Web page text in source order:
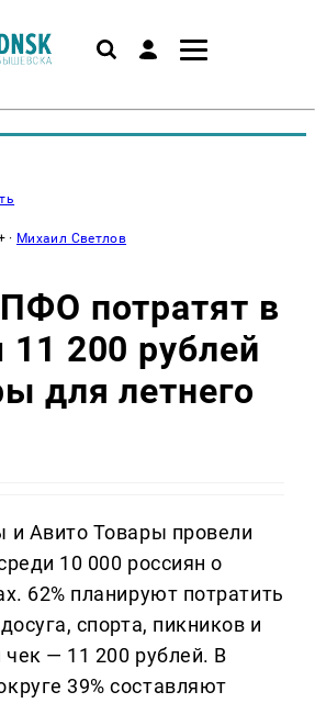
· Михаил Светлов
потратят в
200 рублей
для летнего
и Авито Товары провели
10 000 россиян о
62% планируют потратить
спорта, пикников и
чек — 11 200 рублей. В
39% составляют